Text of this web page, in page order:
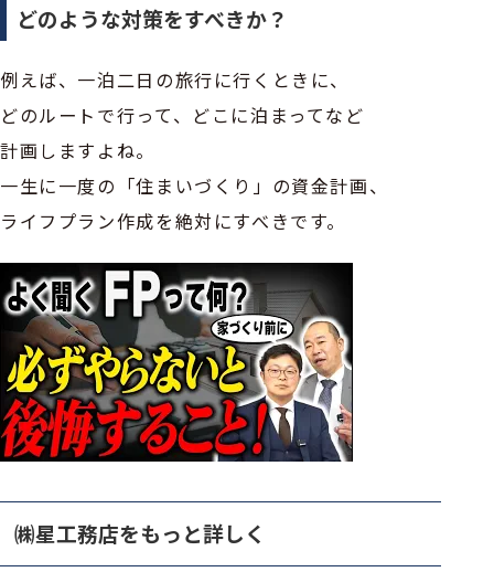
どのような対策をすべきか？
例えば、一泊二日の旅行に行くときに、
どのルートで行って、どこに泊まってなど
計画しますよね。
一生に一度の「住まいづくり」の資金計画、
ライフプラン作成を絶対にすべきです。
㈱星工務店をもっと詳しく